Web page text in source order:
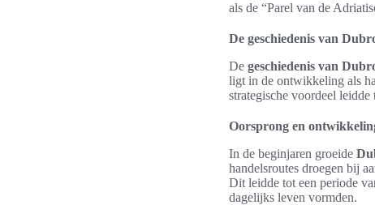
als de “Parel van de
De geschiedenis van
De geschiedenis van
ligt in de ontwikkeling als
strategische voordeel
Oorsprong en
In de beginjaren groeide
handelsroutes droegen bij
Dit leidde tot een periode
dagelijks leven vormden.